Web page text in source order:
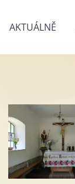
AKTUÁLNĚ